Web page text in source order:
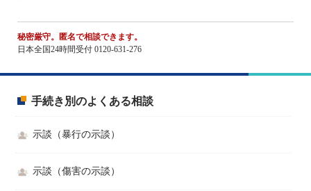
秘密厳守。匿名で相談できます。
日本全国24時間受付 0120-631-276
手続き別のよくある相談
示談（暴行の示談）
示談（傷害の示談）